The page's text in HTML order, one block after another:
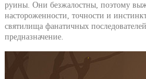
руины. Они безжалостны, поэтому
настороженности, точности и
святилища фанатичных
предназначение.